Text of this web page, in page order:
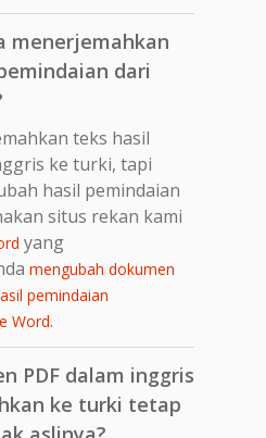
menerjemahkan
dari
teks hasil
ke turki, tapi
hasil pemindaian
situs rekan kami
yang
mengubah dokumen
pemindaian
Word.
PDF dalam inggris
ke turki tetap